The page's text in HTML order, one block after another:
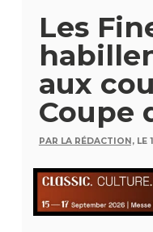
Les
aux
Coupe
PAR LA RÉDACTION, LE